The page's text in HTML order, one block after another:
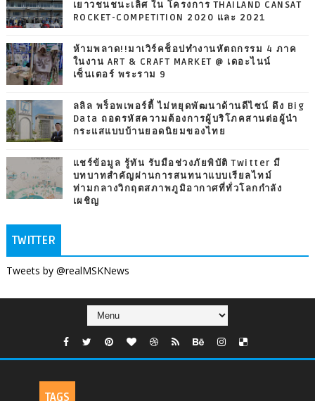
เยาวชนชนะเลิศ ใน โครงการ THAILAND CANSAT
ROCKET-COMPETITION 2020 และ 2021
ห้ามพลาด!!มาเวิร์คช็อปทำงานหัตถกรรม 4 ภาค
ในงาน ART & CRAFT MARKET @ เดอะไนน์
เซ็นเตอร์ พระราม 9
ลลิล พร็อพเพอร์ตี้ ไม่หยุดพัฒนาด้านดีไซน์ ดึง Big
Data ถอดรหัสความต้องการผู้บริโภคสานต่อผู้นำ
กระแสแบบบ้านยอดนิยมของไทย
แชร์ข้อมูล รู้ทัน รับมือช่วงภัยพิบัติ Twitter มี
บทบาทสำคัญผ่านการสนทนาแบบเรียลไทม์
ท่ามกลางวิกฤตสภาพภูมิอากาศที่ทั่วโลกกำลัง
เผชิญ
TWITTER
Tweets by @realMSKNews
TAGS